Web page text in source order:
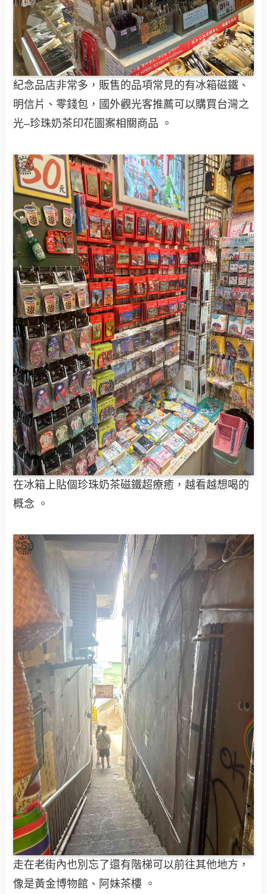
紀念品店非常多，販售的品項常見的有冰箱磁鐵、
明信片、零錢包，國外觀光客推薦可以購買台灣之
光–珍珠奶茶印花圖案相關商品 。
在冰箱上貼個珍珠奶茶磁鐵超療癒，越看越想喝的
概念 。
走在老街內也別忘了還有階梯可以前往其他地方，
像是黃金博物館、阿妹茶樓 。